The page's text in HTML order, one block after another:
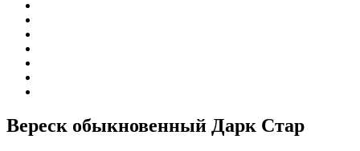
Вереск обыкновенный Дарк Стар